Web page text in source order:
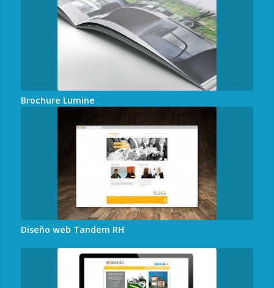
Brochure Lumine
Diseño web Tandem RH